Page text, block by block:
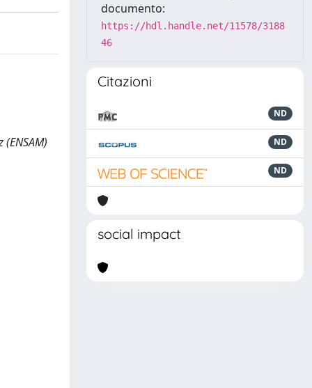
documento:
https://hdl.handle.net/11578/3188
46
Citazioni
ND
ND
ND
social impact